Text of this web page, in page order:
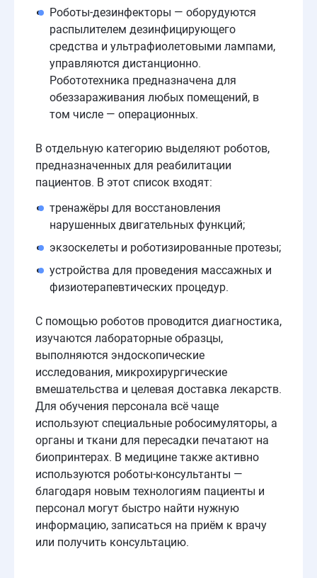
Роботы-дезинфекторы — оборудуются
распылителем дезинфицирующего
средства и ультрафиолетовыми лампами,
управляются дистанционно.
Робототехника предназначена для
обеззараживания любых помещений, в
том числе — операционных.
В отдельную категорию выделяют роботов,
предназначенных для реабилитации
пациентов. В этот список входят:
тренажёры для восстановления
нарушенных двигательных функций;
экзоскелеты и роботизированные протезы;
устройства для проведения массажных и
физиотерапевтических процедур.
С помощью роботов проводится диагностика,
изучаются лабораторные образцы,
выполняются эндоскопические
исследования, микрохирургические
вмешательства и целевая доставка лекарств.
Для обучения персонала всё чаще
используют специальные робосимуляторы, а
органы и ткани для пересадки печатают на
биопринтерах. В медицине также активно
используются роботы-консультанты —
благодаря новым технологиям пациенты и
персонал могут быстро найти нужную
информацию, записаться на приём к врачу
или получить консультацию.